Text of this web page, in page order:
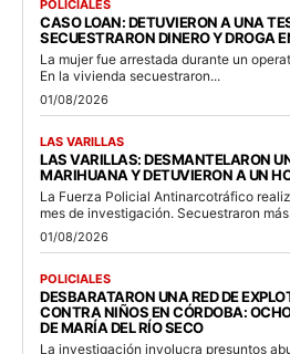
POLICIALES
CASO LOAN: DETUVIERON A UNA
SECUESTRARON DINERO Y DROGA
La mujer fue arrestada durante un
En la vivienda secuestraron...
01/08/2026
LAS VARILLAS
LAS VARILLAS: DESMANTELARON
MARIHUANA Y DETUVIERON A UN
La Fuerza Policial Antinarcotráfico
mes de investigación. Secuestraron
01/08/2026
POLICIALES
DESBARATARON UNA RED DE
CONTRA NIÑOS EN CÓRDOBA:
DE MARÍA DEL RÍO SECO
La investigación involucra presuntos